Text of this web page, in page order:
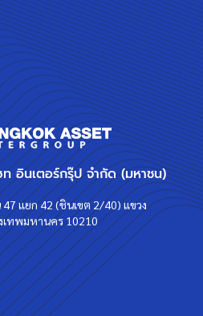
อินเตอร์กรุ๊ป จำกัด (มหาชน)
แยก 42 (ชินเขต 2/40) แขวง
เทพมหานคร 10210